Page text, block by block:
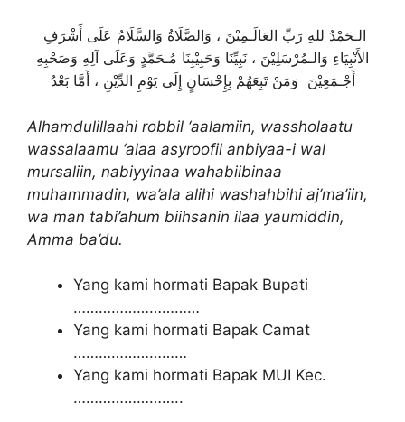
الأَنْبِيَاءِ وَالـمُرْسَلِيْنَ ، نَبِيِّنَا وَحَبِيْبِنَا مُـحَمَّدٍ وَعَلَى آلِهِ وَصَحْبِهِ
أَجْـمَعِيْنَ وَمَنْ تَبِعَهُمْ بِإِحْسَانٍ إِلَى يَوْمِ الدِّيْنِ ، أَمَّا بَعْدُ
Alhamdulillaahi robbil ‘aalamiin, wassholaatu
wassalaamu ‘alaa asyroofil anbiyaa-i wal
mursaliin, nabiyyinaa wahabiibinaa
muhammadin, wa’ala alihi washahbihi aj’ma’iin,
wa man tabi’ahum biihsanin ilaa yaumiddin,
Amma ba’du.
Yang kami hormati Bapak Bupati
…………………………
Yang kami hormati Bapak Camat
………………………
Yang kami hormati Bapak MUI Kec.
……………………..